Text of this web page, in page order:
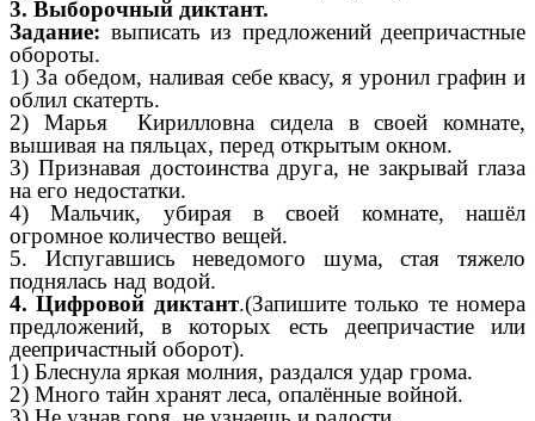
3. Выборочный диктант.
Задание: выписать из предложений деепричастные
обороты.
1) За обедом, наливая себе квасу, я уронил графин и
облил скатерть.
2) Марья Кирилловна сидела в своей комнате,
вышивая на пяльцах, перед открытым окном.
3) Признавая достоинства друга, не закрывай глаза
на его недостатки.
4) Мальчик, убирая в своей комнате, нашёл
огромное количество вещей.
5. Испугавшись неведомого шума, стая тяжело
поднялась над водой.
4. Цифровой диктант.(Запишите только те номера
предложений, в которых есть деепричастие или
деепричастный оборот).
1) Блеснула яркая молния, раздался удар грома.
2) Много тайн хранят леса, опалённые войной.